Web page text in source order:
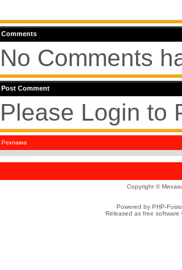
Comments
No Comments
Post Comment
Please Login to
Реклама
Copyright ©
Powered by PHP-
Released as free